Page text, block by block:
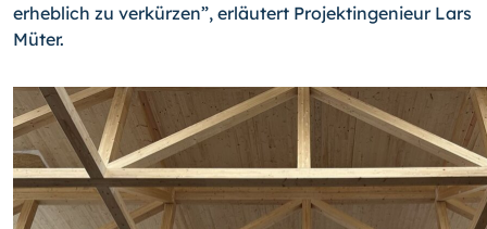
erheblich zu verkürzen”, erläutert Projektingenieur Lars
Müter.